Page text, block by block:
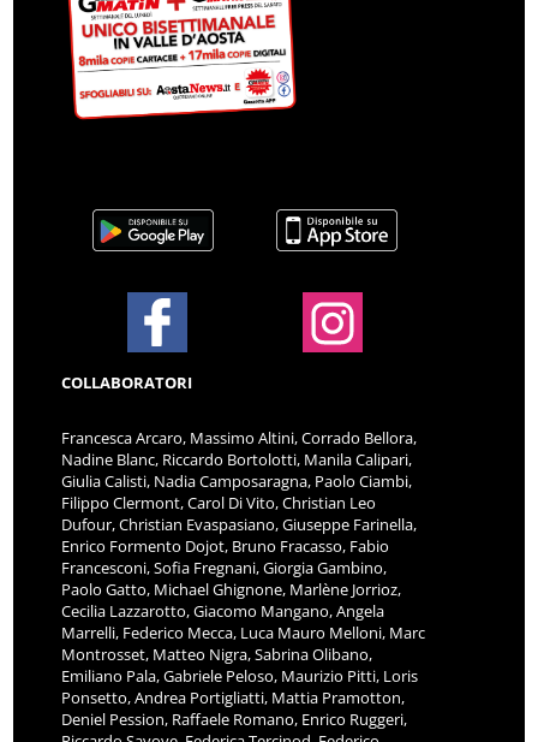
COLLABORATORI
Francesca Arcaro, Massimo Altini, Corrado Bellora,
Nadine Blanc, Riccardo Bortolotti, Manila Calipari,
Giulia Calisti, Nadia Camposaragna, Paolo Ciambi,
Filippo Clermont, Carol Di Vito, Christian Leo
Dufour, Christian Evaspasiano, Giuseppe Farinella,
Enrico Formento Dojot, Bruno Fracasso, Fabio
Francesconi, Sofia Fregnani, Giorgia Gambino,
Paolo Gatto, Michael Ghignone, Marlène Jorrioz,
Cecilia Lazzarotto, Giacomo Mangano, Angela
Marrelli, Federico Mecca, Luca Mauro Melloni, Marc
Montrosset, Matteo Nigra, Sabrina Olibano,
Emiliano Pala, Gabriele Peloso, Maurizio Pitti, Loris
Ponsetto, Andrea Portigliatti, Mattia Pramotton,
Deniel Pession, Raffaele Romano, Enrico Ruggeri,